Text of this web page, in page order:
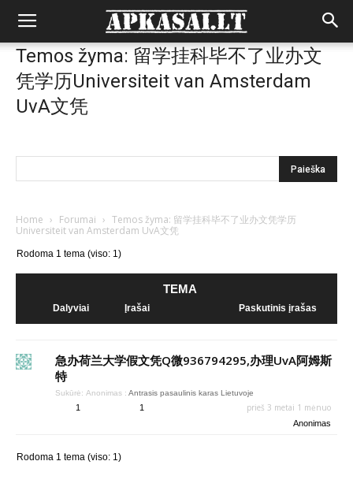
Temos žyma: 留学挂科毕不了业办文
凭学历Universiteit van Amsterdam
UvA文凭
Home › Forumai › Temos žyma: 留学挂科毕不了业办文凭学历
Universiteit van Amsterdam UvA文凭
Rodoma 1 tema (viso: 1)
TEMA
Dalyviai Įrašai Paskutinis įrašas
急办荷兰大学假文凭Q微936794295,办理UvA阿姆斯
特
Sukūrė: Anonimas : Antrasis pasaulinis karas Lietuvoje
1 1 prieš 3 metai 1 mėnuo
Anonimas
Rodoma 1 tema (viso: 1)